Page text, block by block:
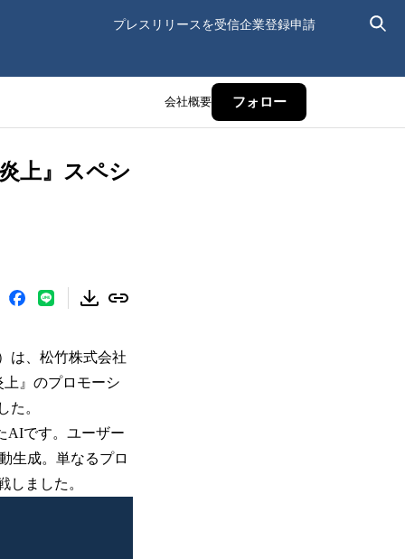
プレスリリースを受信企業登録申請
会社概要 フォロー
上』スペシ
は、松竹株式会社
』のプロモーシ
た。
AIです。ユーザー
生成。単なるプロ
しました。